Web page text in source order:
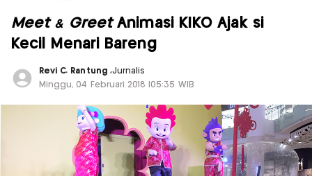
Meet & GreetAnimasi KIKO Ajak si
Kecil Menari Bareng
Revi C. Rantung ,Jurnalis
Minggu, 04 Februari 2018 |05:35 WIB